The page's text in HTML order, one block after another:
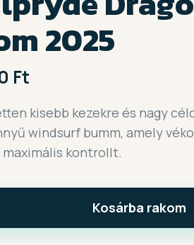
2025
Ft
kisebb kezekre és nagy
windsurf bumm, amely
kontrollt.
Kosárba rakom